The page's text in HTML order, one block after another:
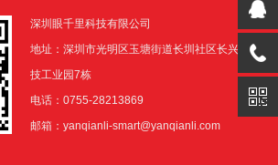
深圳眼千里科技有限公司
地址：深圳市光明区玉塘街道长圳社区长兴科
技工业园7栋
电话：0755-28213869
邮箱：yanqianli-smart@yanqianli.com